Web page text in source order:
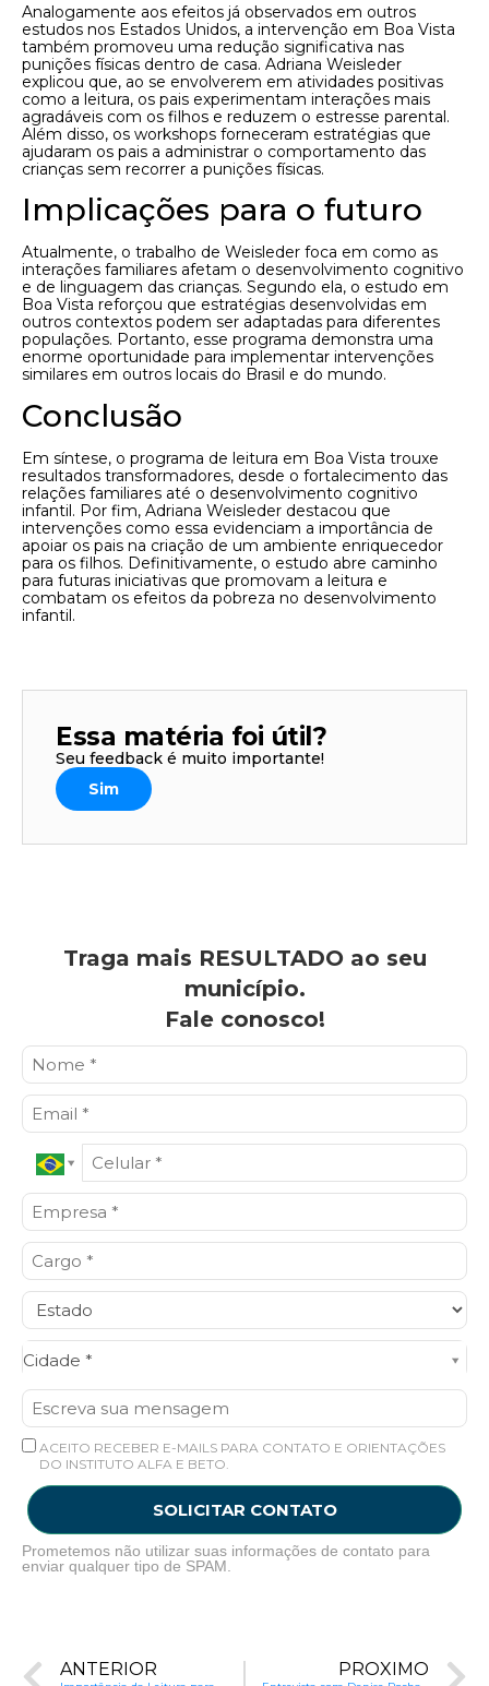
Analogamente aos efeitos já observados em outros
estudos nos Estados Unidos, a intervenção em Boa Vista
também promoveu uma redução significativa nas
punições físicas dentro de casa. Adriana Weisleder
explicou que, ao se envolverem em atividades positivas
como a leitura, os pais experimentam interações mais
agradáveis com os filhos e reduzem o estresse parental.
Além disso, os workshops forneceram estratégias que
ajudaram os pais a administrar o comportamento das
crianças sem recorrer a punições físicas.
Implicações para o futuro
Atualmente, o trabalho de Weisleder foca em como as
interações familiares afetam o desenvolvimento cognitivo
e de linguagem das crianças. Segundo ela, o estudo em
Boa Vista reforçou que estratégias desenvolvidas em
outros contextos podem ser adaptadas para diferentes
populações. Portanto, esse programa demonstra uma
enorme oportunidade para implementar intervenções
similares em outros locais do Brasil e do mundo.
Conclusão
Em síntese, o programa de leitura em Boa Vista trouxe
resultados transformadores, desde o fortalecimento das
relações familiares até o desenvolvimento cognitivo
infantil. Por fim, Adriana Weisleder destacou que
intervenções como essa evidenciam a importância de
apoiar os pais na criação de um ambiente enriquecedor
para os filhos. Definitivamente, o estudo abre caminho
para futuras iniciativas que promovam a leitura e
combatam os efeitos da pobreza no desenvolvimento
infantil.
Essa matéria foi útil?
Seu feedback é muito importante!
Sim
Traga mais RESULTADO ao seu
município.
Fale conosco!
Cidade *
Cidade*
ACEITO RECEBER E-MAILS PARA CONTATO E ORIENTAÇÕES
DO INSTITUTO ALFA E BETO.
SOLICITAR CONTATO
Prometemos não utilizar suas informações de contato para
enviar qualquer tipo de SPAM.
ANTERIOR PRÓXIMO